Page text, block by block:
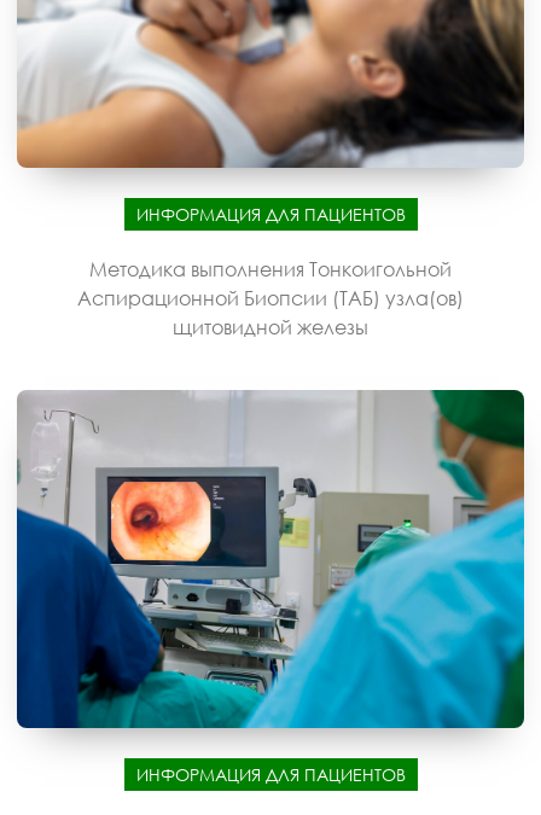
ИНФОРМАЦИЯ ДЛЯ ПАЦИЕНТОВ
Методика выполнения Тонкоигольной
Аспирационной Биопсии (ТАБ) узла(ов)
щитовидной железы
ИНФОРМАЦИЯ ДЛЯ ПАЦИЕНТОВ